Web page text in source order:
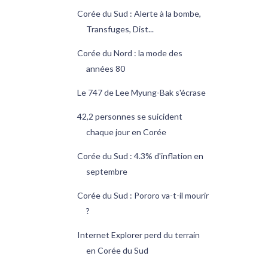
Corée du Sud : Alerte à la bombe,
Transfuges, Dist...
Corée du Nord : la mode des
années 80
Le 747 de Lee Myung-Bak s'écrase
42,2 personnes se suicident
chaque jour en Corée
Corée du Sud : 4.3% d'inflation en
septembre
Corée du Sud : Pororo va-t-il mourir
?
Internet Explorer perd du terrain
en Corée du Sud